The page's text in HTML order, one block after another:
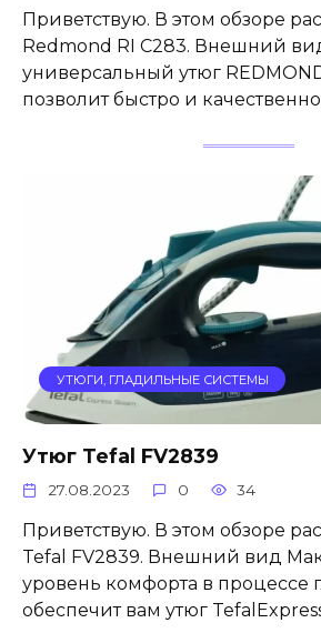
Приветствую. В этом обзоре
Redmond RI C283. Внешний
универсальный утюг
позволит быстро и
УТЮГИ, ГЛАДИЛЬНЫЕ СИСТЕМЫ
Утюг Tefal FV2839
27.08.2023 0 34
Приветствую. В этом обзоре
Tefal FV2839. Внешний вид
уровень комфорта в процессе
обеспечит вам утюг